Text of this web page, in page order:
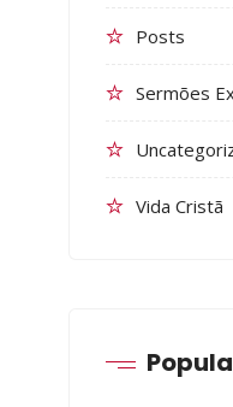
Posts
Sermões
Vida Cristã